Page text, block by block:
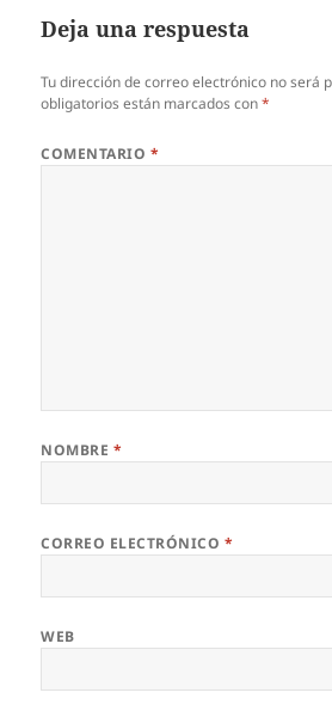
Deja una respuesta
Tu dirección de correo electrónico no será
obligatorios están marcados con*
COMENTARIO *
NOMBRE *
CORREO ELECTRÓNICO *
WEB